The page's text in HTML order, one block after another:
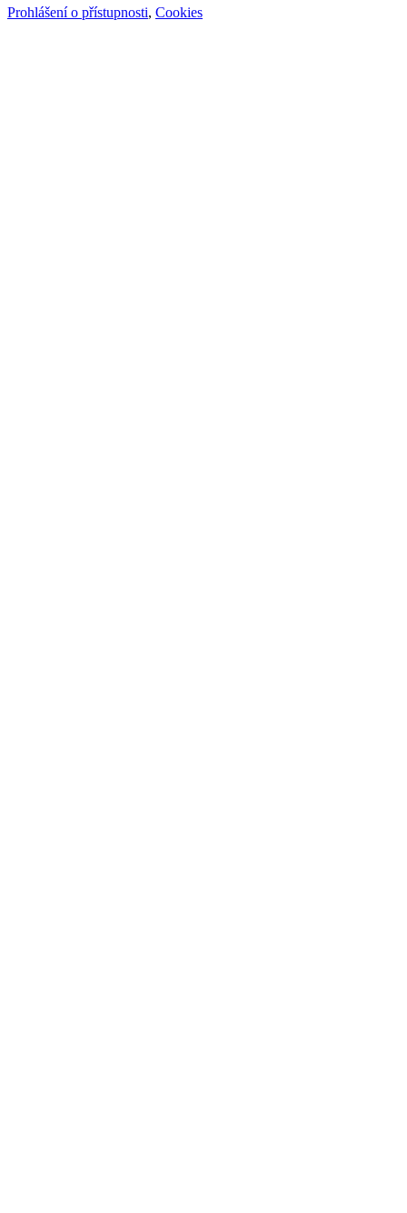
Prohlášení o přístupnosti, Cookies